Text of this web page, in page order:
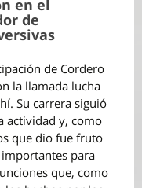
en el
de
de Cordero
la llamada lucha
Su carrera siguió
actividad y, como
que dio fue fruto
para
que, como